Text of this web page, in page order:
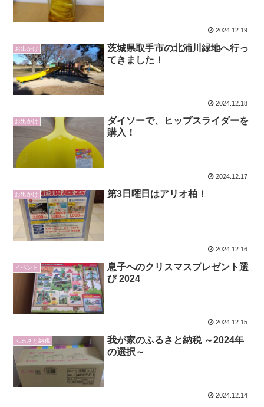
2024.12.19
お出かけ
茨城県取手市の北浦川緑地へ行っ
てきました！
2024.12.18
お出かけ
ダイソーで、ヒップスライダーを
購入！
2024.12.17
お出かけ 第3日曜日はアリオ柏！
2024.12.16
イベント
息子へのクリスマスプレゼント選
び 2024
2024.12.15
ふるさと納税
我が家のふるさと納税 ～2024年
の選択～
2024.12.14